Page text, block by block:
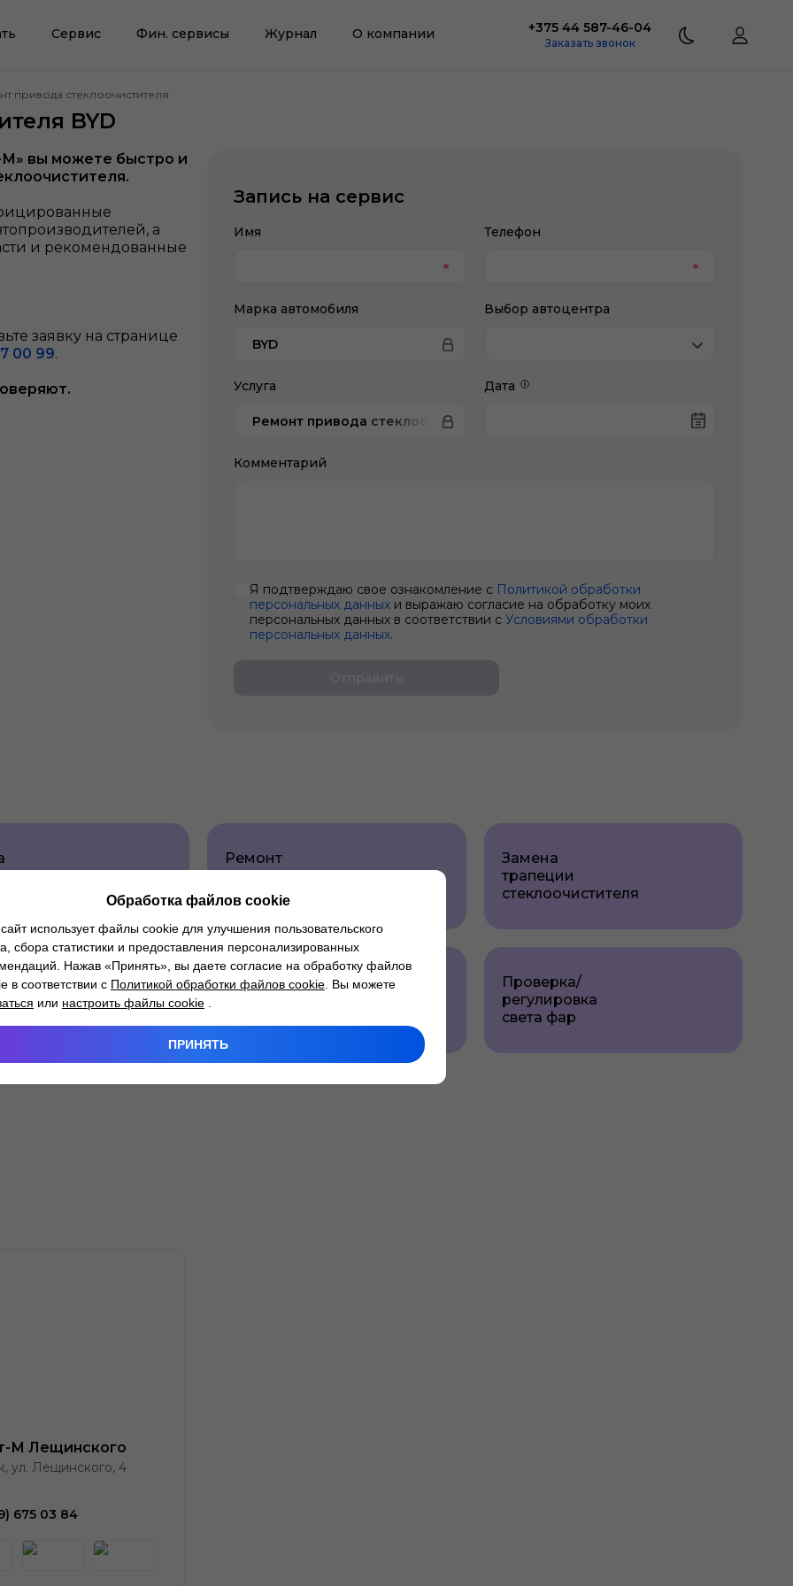
Сервис Фин. сервисы Журнал О компании +375 44 587-46-04
Заказать звонок
привода стеклоочистителя
BYD
М» вы можете быстро и
а
и рекомендованные
заявку на странице
00 99.
Запись на сервис
Имя Телефон
Марка автомобиля
BYD
Выбор автоцентра
Услуга
Ремонт привода стеклоочистителя
Дата
Комментарий
Я подтверждаю свое ознакомление с Политикой обработки
персональных данных и выражаю согласие на обработку моих
персональных данных в соответствии с Условиями обработки
персональных данных.
Ремонт
трапеции
стеклоочистителя
Замена
трапеции
стеклоочистителя
Замен
форсунок
стекол
Проверка/
регулировка
света фар
М Лещинского
ул. Лещинского, 4
675 03 84
Обработка файлов cookie
использует файлы cookie для улучшения пользовательского
сбора статистики и предоставления персонализированных
Нажав «Принять», вы даете согласие на обработку файлов
в соответствии с Политикой обработки файлов cookie . Вы можете
или настроить файлы cookie
ПРИНЯТЬ